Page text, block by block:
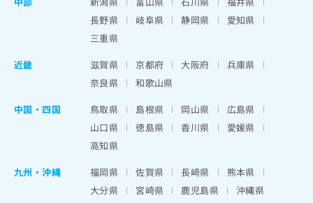
長野県
岐阜県 静岡県
愛知県
三重県
近畿
滋賀県 京都府 大阪府
兵庫県
奈良県
和歌山県
中国・四国
鳥取県 島根県 岡山県
広島県
山口県
徳島県 香川県
愛媛県
高知県
九州・沖縄
福岡県 佐賀県 長崎県
熊本県
大分県
宮崎県 鹿児島県 沖縄県